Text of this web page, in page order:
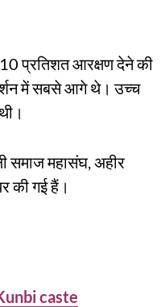
प्रतिशत आरक्षण देने की
में सबसे आगे थे। उच्च
समाज महासंघ, अहीर
की गई हैं।
caste